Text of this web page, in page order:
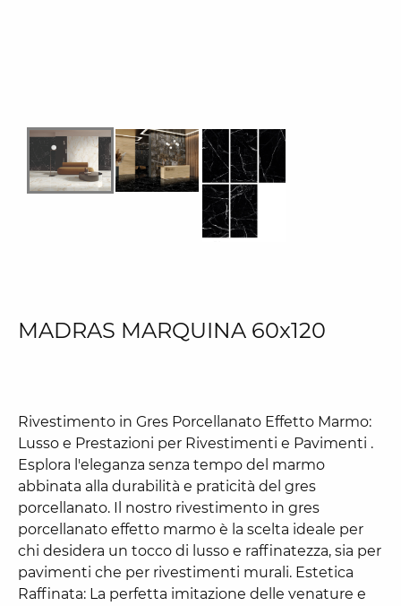
MADRAS MARQUINA 60x120
Rivestimento in Gres Porcellanato Effetto Marmo:
Lusso e Prestazioni per Rivestimenti e Pavimenti .
Esplora l'eleganza senza tempo del marmo
abbinata alla durabilità e praticità del gres
porcellanato. Il nostro rivestimento in gres
porcellanato effetto marmo è la scelta ideale per
chi desidera un tocco di lusso e raffinatezza, sia per
pavimenti che per rivestimenti murali. Estetica
Raffinata: La perfetta imitazione delle venature e